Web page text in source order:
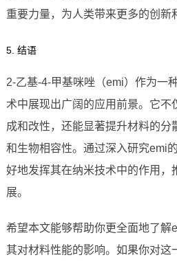
重要力量，为人类带来更多的创新
5. 结语
2-乙基-4-甲基咪唑（emi）作为一
术中展现出广阔的应用前景。它不
成和改性，还能显著提升材料的分
和生物相容性。通过深入研究emi
好地发挥其在纳米技术中的作用，
展。
希望本文能够帮助你更全面地了解
其对材料性能的影响。如果你对这